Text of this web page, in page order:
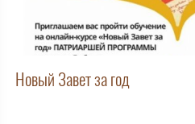
Новый Завет за год